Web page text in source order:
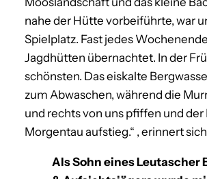
nahe der Hütte vorbeiführte, war
Spielplatz. Fast jedes
Jagdhütten übernachtet. In der
schönsten. Das eiskalte
zum Abwaschen, während die
und rechts von uns pfiffen und der
Morgentau aufstieg.“ , erinnert
Als Sohn eines Leutascher